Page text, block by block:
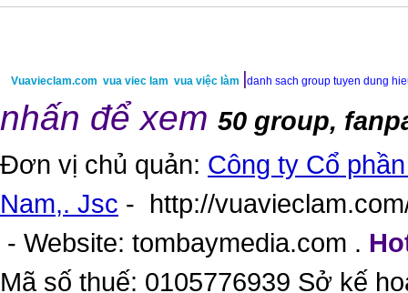
Vuavieclam.com vua viec lam vua việc làm |danh sach group tuyen dung
nhấn để xem 50 group,
Đơn vị chủ quản: Công ty Cổ
Nam,. Jsc - http://
- Website: tombaymedia.com .
Mã số thuế: 0105776939 Sở kế